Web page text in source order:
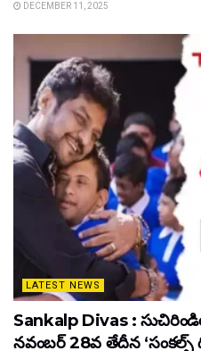
DECEMBER 11, 2025
LATEST NEWS
Sankalp Divas :
నవంబర్ 28వ తేదీన ‘సంకల్ప్